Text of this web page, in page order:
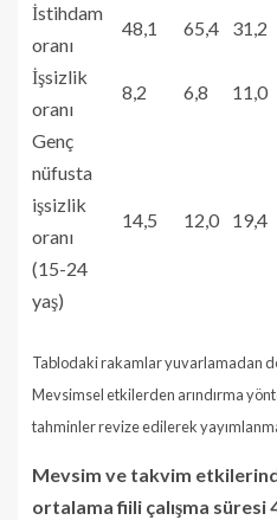
İstihdam
oranı
48,1 65,4 31,2
İşsizlik
oranı
8,2 6,8 11,0
Genç
nüfusta
işsizlik
oranı
(15-24
yaş)
14,5 12,0 19,4
Tablodaki rakamlar yuvarlamadan
Mevsimsel etkilerden arındırma
tahminler revize edilerek
Mevsim ve takvim
ortalama fiili çalışma süresi